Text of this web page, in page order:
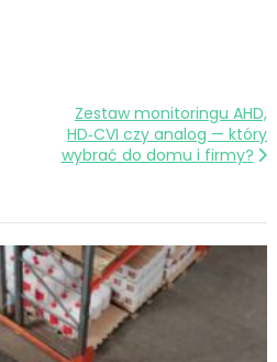
Zestaw monitoringu AHD,
HD‑CVI czy analog — który
wybrać do domu i firmy?